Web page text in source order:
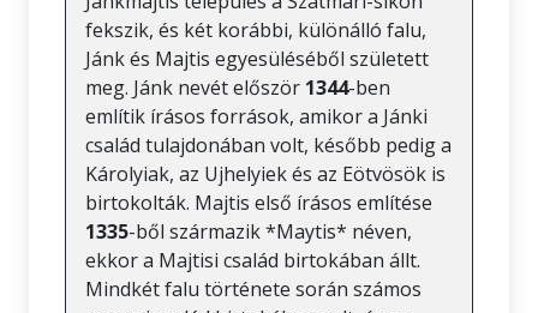
fekszik, és két korábbi, különálló falu,
Jánk és Majtis egyesüléséből született
meg. Jánk nevét először 1344-ben
említik írásos források, amikor a Jánki
család tulajdonában volt, később pedig a
Károlyiak, az Ujhelyiek és az Eötvösök is
birtokolták. Majtis első írásos említése
1335-ből származik *Maytis* néven,
ekkor a Majtisi család birtokában állt.
Mindkét falu története során számos